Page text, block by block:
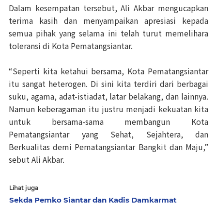
Dalam kesempatan tersebut, Ali Akbar mengucapkan
terima kasih dan menyampaikan apresiasi kepada
semua pihak yang selama ini telah turut memelihara
toleransi di Kota Pematangsiantar.
“Seperti kita ketahui bersama, Kota Pematangsiantar
itu sangat heterogen. Di sini kita terdiri dari berbagai
suku, agama, adat-istiadat, latar belakang, dan lainnya.
Namun keberagaman itu justru menjadi kekuatan kita
untuk bersama-sama membangun Kota
Pematangsiantar yang Sehat, Sejahtera, dan
Berkualitas demi Pematangsiantar Bangkit dan Maju,”
sebut Ali Akbar.
Lihat juga
Sekda Pemko Siantar dan Kadis Damkarmat